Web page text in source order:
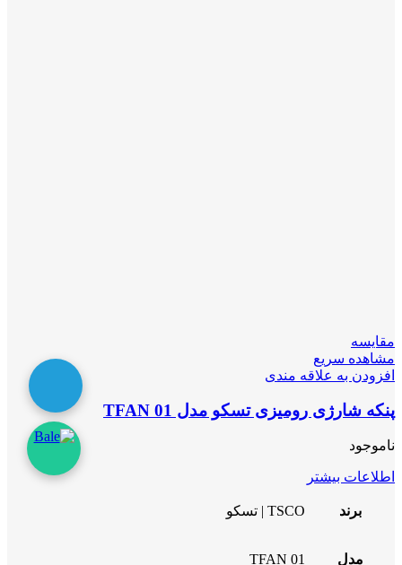
مقایسه
مشاهده سریع
افزودن به علاقه مندی
پنکه شارژی رومیزی تسکو مدل TFAN 01
ناموجود
اطلاعات بیشتر
برند TSCO | تسکو
مدل TFAN 01